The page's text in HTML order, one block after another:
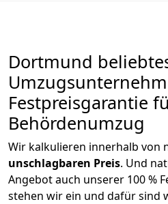
Dortmund
Festpreisgarantie
Behördenumzug
Wir kalkulieren innerhalb von
unschlagbaren Preis. Und
Angebot auch unserer 100 %
stehen wir ein und dafür sind